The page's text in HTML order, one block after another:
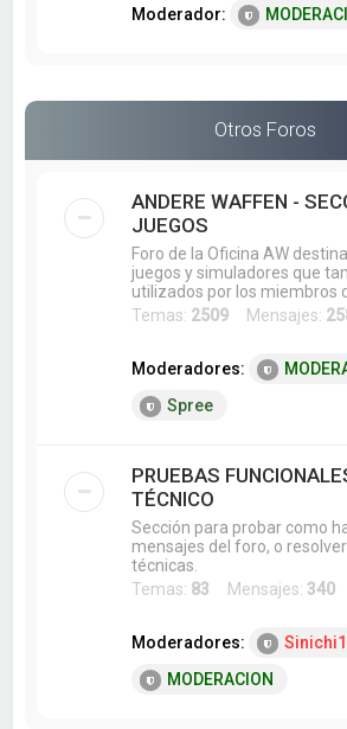
Moderador:
Otros Foros
ANDERE WAFFEN -
JUEGOS
Foro de la Oficina AW
juegos y simuladores que
utilizados por los miembros
Temas: 2509 Mensajes:
Moderadores:
Spree
PRUEBAS
TÉCNICO
Sección para probar como
mensajes del foro, o
técnicas.
Temas: 83 Mensajes: 340
Moderadores:
MODERACION